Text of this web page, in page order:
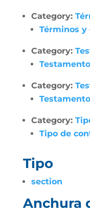
Category:
Términos y
Category:
Testamento
Category:
Category:
Tipo de
Tipo
section
Anchura